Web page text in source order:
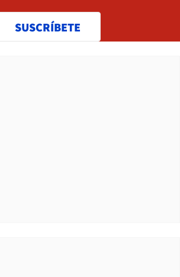
SUSCRÍBETE